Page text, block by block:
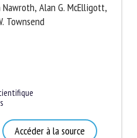
Alan G.
Simon W. Townsend
Accéder à la source
pour vous inscrire à